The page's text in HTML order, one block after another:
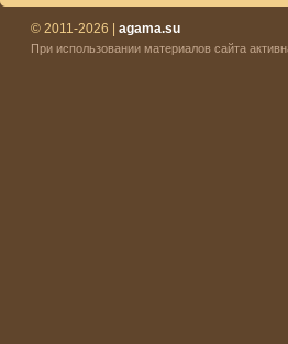
© 2011-2026 | agama.su
При использовании материалов сайта